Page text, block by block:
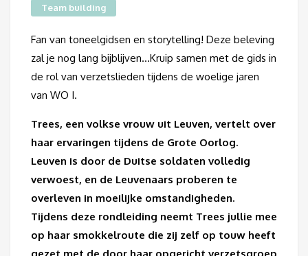
Team building
Fan van toneelgidsen en storytelling! Deze beleving
zal je nog lang bijblijven…Kruip samen met de gids in
de rol van verzetslieden tijdens de woelige jaren
van WO I.
Trees, een volkse vrouw uit Leuven, vertelt over
haar ervaringen tijdens de Grote Oorlog.
Leuven is door de Duitse soldaten volledig
verwoest, en de Leuvenaars proberen te
overleven in moeilijke omstandigheden.
Tijdens deze rondleiding neemt Trees jullie mee
op haar smokkelroute die zij zelf op touw heeft